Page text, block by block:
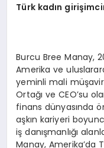
Türk kadın
Burcu Bree Manay,
Amerika ve
yeminli mali
Ortağı ve CEO’su
finans dünyasında
aşkın kariyeri
iş danışmanlığı
Manay, Amerika’da